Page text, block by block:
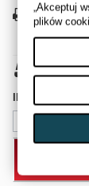
Drukuj
50,00 zł
„Akceptuj
plików